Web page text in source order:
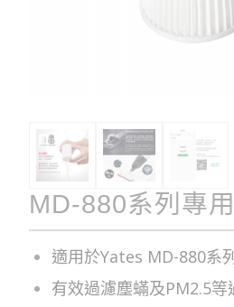
MD-880系列專
適用於Yates MD-880系
有效過濾塵蟎及PM2.5等